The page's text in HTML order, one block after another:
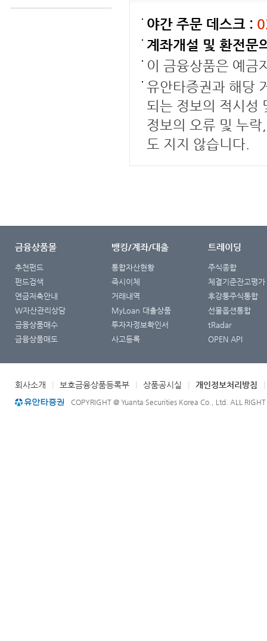
야간 주문 데스크 :
계좌개설 및 환전문
이 금융상품은 예금
유안타증권과 해당
되는 정보의 적시성
정보의 오류 및 누
도 지지 않습니다.
금융상품몰
추천펀드
펀드검색
연금저축안내
W자산관리상담
금융상품매수
금융상품매도
뱅킹/계좌/대출
통합자산현황
즉시이체
거래내역
MyLoan 대출상품
투자자정보확인서
사고등록
트레이딩
주식종합
체결기준잔고평가
후강퉁주식통합
선물옵션통합
tRadar
OPEN API
회사소개 보호금융상품등록부 상품공시실 개인정보처리방침
COPYRIGHT @ Yuanta Securities Korea Co., Ltd. ALL RIGHT